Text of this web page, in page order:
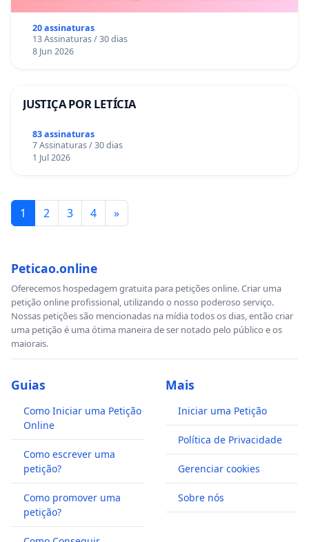
20 assinaturas
13 Assinaturas / 30 dias
8 Jun 2026
JUSTIÇA POR LETÍCIA
83 assinaturas
7 Assinaturas / 30 dias
1 Jul 2026
1 2 3 4 »
Peticao.online
Oferecemos hospedagem gratuita para petições online. Criar uma
petição online profissional, utilizando o nosso poderoso serviço.
Nossas petições são mencionadas na mídia todos os dias, então criar
uma petição é uma ótima maneira de ser notado pelo público e os
maiorais.
Guias
Como Iniciar uma Petição
Online
Como escrever uma
petição?
Como promover uma
petição?
Mais
Iniciar uma Petição
Política de Privacidade
Gerenciar cookies
Sobre nós